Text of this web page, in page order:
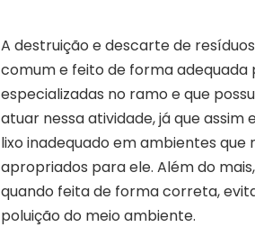
A destruição e descarte de
comum e feito de forma adequada
especializadas no ramo e que
atuar nessa atividade, já que assim
lixo inadequado em ambientes que
apropriados para ele. Além do
quando feita de forma correta,
poluição do meio ambiente.